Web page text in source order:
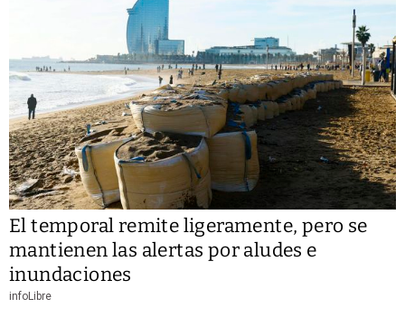
El temporal remite ligeramente, pero se
mantienen las alertas por aludes e
inundaciones
infoLibre